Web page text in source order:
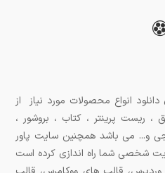
انواع محصولات مورد نیاز از
، ریست پرینتر ، کتاب ، بروشور ،
و... می باشد همچنین سایت پاور
شخصی شما راه اندازی کرده است